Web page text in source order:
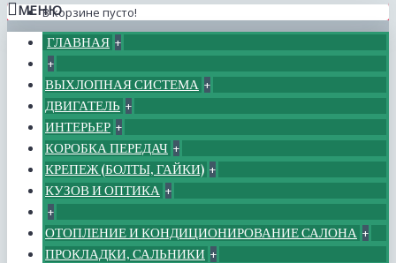
В корзине пусто!
МЕНЮ
ГЛАВНАЯ +
+
ВЫХЛОПНАЯ СИСТЕМА +
ДВИГАТЕЛЬ +
ИНТЕРЬЕР +
КОРОБКА ПЕРЕДАЧ +
КРЕПЕЖ (БОЛТЫ, ГАЙКИ) +
КУЗОВ И ОПТИКА +
+
ОТОПЛЕНИЕ И КОНДИЦИОНИРОВАНИЕ САЛОНА +
ПРОКЛАДКИ, САЛЬНИКИ +